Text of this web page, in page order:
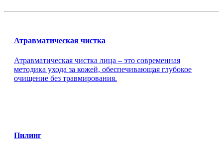
Атравматическая чистка
Атравматическая чистка лица – это современная
методика ухода за кожей, обеспечивающая глубокое
очищение без травмирования.
Пилинг